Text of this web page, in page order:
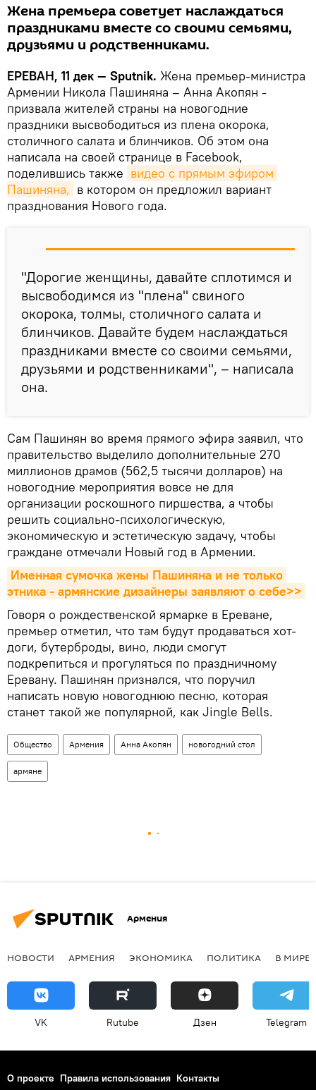
Жена премьера советует наслаждаться
праздниками вместе со своими семьями,
друзьями и родственниками.
ЕРЕВАН, 11 дек — Sputnik. Жена премьер-министра
Армении Никола Пашиняна – Анна Акопян -
призвала жителей страны на новогодние
праздники высвободиться из плена окорока,
столичного салата и блинчиков. Об этом она
написала на своей странице в Facebook,
поделившись также видео с прямым эфиром
Пашиняна, в котором он предложил вариант
празднования Нового года.
"Дорогие женщины, давайте сплотимся и
высвободимся из "плена" свиного
окорока, толмы, столичного салата и
блинчиков. Давайте будем наслаждаться
праздниками вместе со своими семьями,
друзьями и родственниками", – написала
она.
Сам Пашинян во время прямого эфира заявил, что
правительство выделило дополнительные 270
миллионов драмов (562,5 тысячи долларов) на
новогодние мероприятия вовсе не для
организации роскошного пиршества, а чтобы
решить социально-психологическую,
экономическую и эстетическую задачу, чтобы
граждане отмечали Новый год в Армении.
Именная сумочка жены Пашиняна и не только
этника - армянские дизайнеры заявляют о себе>>
Говоря о рождественской ярмарке в Ереване,
премьер отметил, что там будут продаваться хот-
доги, бутерброды, вино, люди смогут
подкрепиться и прогуляться по праздничному
Еревану. Пашинян признался, что поручил
написать новую новогоднюю песню, которая
станет такой же популярной, как Jingle Bells.
Общество Армения Анна Акопян новогодний стол
армяне
Армения
НОВОСТИ АРМЕНИЯ ЭКОНОМИКА ПОЛИТИКА В МИРЕ
VK Rutube Дзен Telegram
О проекте Правила использования Контакты